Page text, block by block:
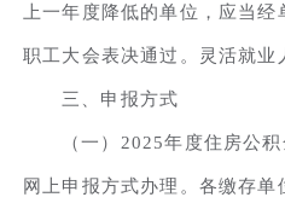
上一年度降低的单位，应当
职工大会表决通过。灵活就业
三、申报方式
（一）2025年度住房公
网上申报方式办理。各缴存单